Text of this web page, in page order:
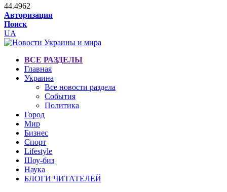
44.4962
Авторизация
Поиск
UA
ВСЕ РАЗДЕЛЫ
Главная
Украина
Все новости раздела
События
Политика
Город
Мир
Бизнес
Спорт
Lifestyle
Шоу-биз
Наука
БЛОГИ ЧИТАТЕЛЕЙ